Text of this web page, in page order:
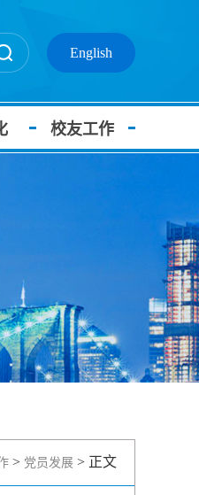
English
校友工作
> 党员发展 > 正文